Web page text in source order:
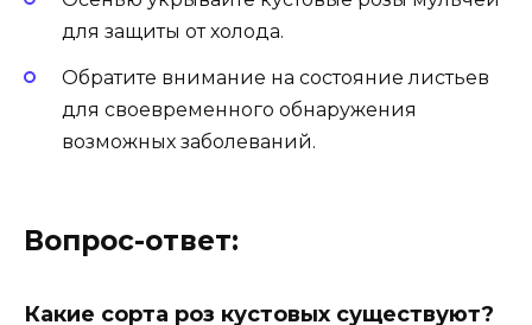
для защиты от холода.
Обратите внимание на состояние листьев
для своевременного обнаружения
возможных заболеваний.
Вопрос-ответ:
Какие сорта роз кустовых существуют?